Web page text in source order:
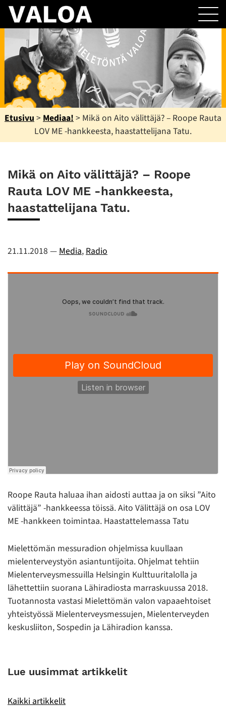
Etusivu > Mediaa! > Mikä on Aito välittäjä? – Roope Rauta
LOV ME -hankkeesta, haastattelijana Tatu.
Mikä on Aito välittäjä? – Roope
Rauta LOV ME -hankkeesta,
haastattelijana Tatu.
21.11.2018 — Media, Radio
Roope Rauta haluaa ihan aidosti auttaa ja on siksi ”Aito
välittäjä” -hankkeessa töissä. Aito Välittäjä on osa LOV
ME -hankkeen toimintaa. Haastattelemassa Tatu
Mielettömän messuradion ohjelmissa kuullaan
mielenterveystyön asiantuntijoita. Ohjelmat tehtiin
Mielenterveysmessuilla Helsingin Kulttuuritalolla ja
lähettettiin suorana Lähiradiosta marraskuussa 2018.
Tuotannosta vastasi Mielettömän valon vapaaehtoiset
yhteistyössä Mielenterveysmessujen, Mielenterveyden
keskusliiton, Sospedin ja Lähiradion kanssa.
Lue uusimmat artikkelit
Kaikki artikkelit